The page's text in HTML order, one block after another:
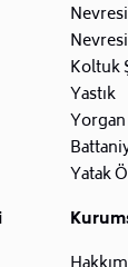
Koltuk
Yastık
Yorgan
Yatak